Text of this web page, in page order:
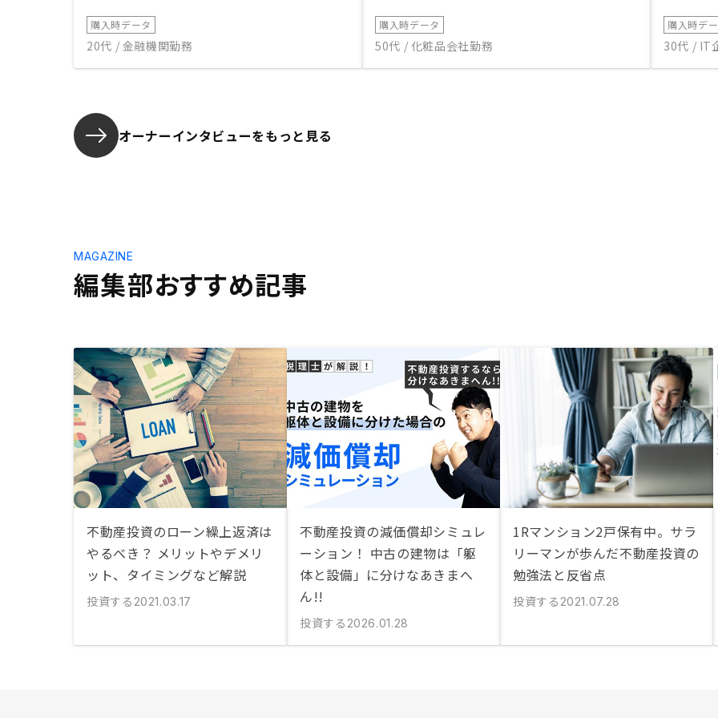
購入時データ
20代 / 金融機関勤務
購入時データ
50代 / 化粧品会社勤務
購入時デ
30代 / IT
オーナーインタビューをもっと見る
編集部おすすめ記事
MAGAZINE
不動産投資のローン繰上返済は
やるべき？ メリットやデメリ
ット、タイミングなど解説
投資する 2021.03.17
不動産投資の減価償却シミュレ
ーション！ 中古の建物は「躯
体と設備」に分けなあきまへ
ん!!
投資する 2026.01.28
1Rマンション2戸保有中。サラ
リーマンが歩んだ不動産投資の
勉強法と反省点
投資する 2021.07.28